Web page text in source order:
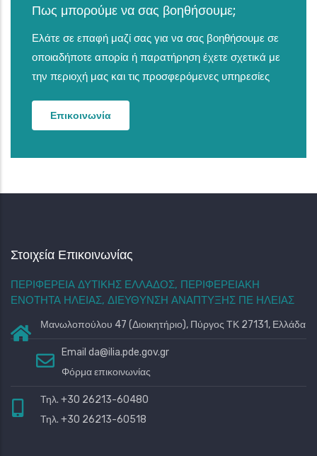
Πως μπορούμε να σας βοηθήσουμε;
Ελάτε σε επαφή μαζί σας για να σας βοηθήσουμε σε
οποιαδήποτε απορία ή παρατήρηση έχετε σχετικά με
την περιοχή μας και τις προσφερόμενες υπηρεσίες
Επικοινωνία
Στοιχεία Επικοινωνίας
ΠΕΡΙΦΕΡΕΙΑ ΔΥΤΙΚΗΣ ΕΛΛΑΔΟΣ, ΠΕΡΙΦΕΡΕΙΑΚΗ
ΕΝΟΤΗΤΑ ΗΛΕΙΑΣ, ΔΙΕΥΘΥΝΣΗ ΑΝΑΠΤΥΞΗΣ ΠΕ ΗΛΕΙΑΣ
Μανωλοπούλου 47 (Διοικητήριο), Πύργος ΤΚ 27131, Ελλάδα
Email da@ilia.pde.gov.gr
Φόρμα επικοινωνίας
Τηλ. +30 26213-60480
Τηλ. +30 26213-60518